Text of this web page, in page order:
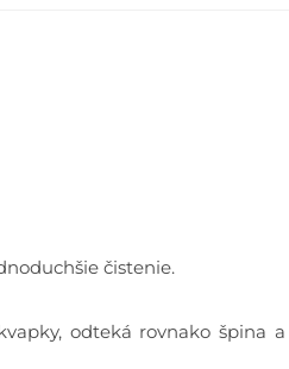
čistenie.
odteká rovnako špina a